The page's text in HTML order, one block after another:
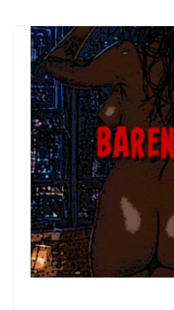
e
b
o
o
k
o
d
o
n